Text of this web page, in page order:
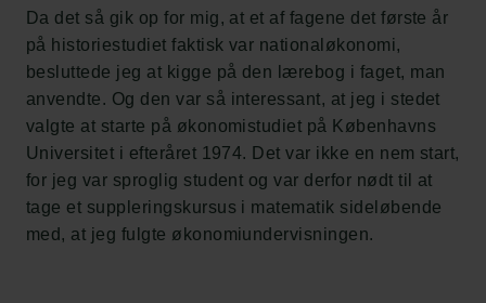
Da det så gik op for mig, at et af fagene det første år
på historiestudiet faktisk var nationaløkonomi,
besluttede jeg at kigge på den lærebog i faget, man
anvendte. Og den var så interessant, at jeg i stedet
valgte at starte på økonomistudiet på Københavns
Universitet i efteråret 1974. Det var ikke en nem start,
for jeg var sproglig student og var derfor nødt til at
tage et suppleringskursus i matematik sideløbende
med, at jeg fulgte økonomiundervisningen.